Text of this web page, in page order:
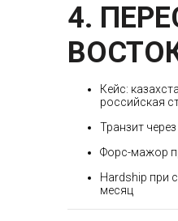
4.
Кейс:
российская
Транзит
Форс-мажор
Hardship при
месяц